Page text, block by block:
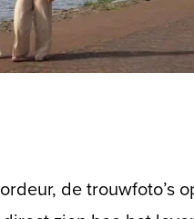
de trouwfoto’s